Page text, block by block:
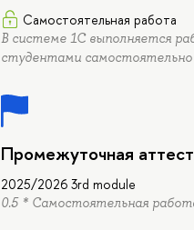
Самостоятельная работа
В системе 1С выполняется
студентами самостоятельно
Промежуточная
2025/2026 3rd module
0.5 * Самостоятельная